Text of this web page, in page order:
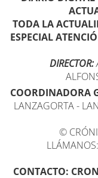
TODA LA
ESPECIAL
DIRECTOR:
COORDINADORA
LANZAGORTA -
©
CONTACTO: